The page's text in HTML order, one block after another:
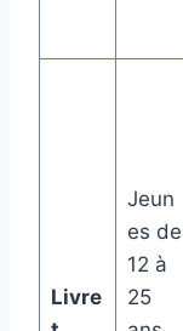
Livre
Jeun
es de
12 à
25